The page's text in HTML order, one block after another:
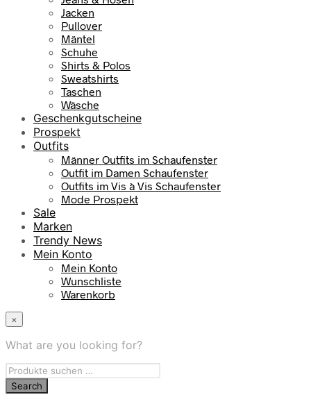
Jacken
Pullover
Mäntel
Schuhe
Shirts & Polos
Sweatshirts
Taschen
Wäsche
Geschenkgutscheine
Prospekt
Outfits
Männer Outfits im Schaufenster
Outfit im Damen Schaufenster
Outfits im Vis à Vis Schaufenster
Mode Prospekt
Sale
Marken
Trendy News
Mein Konto
Mein Konto
Wunschliste
Warenkorb
×
What are you looking for?